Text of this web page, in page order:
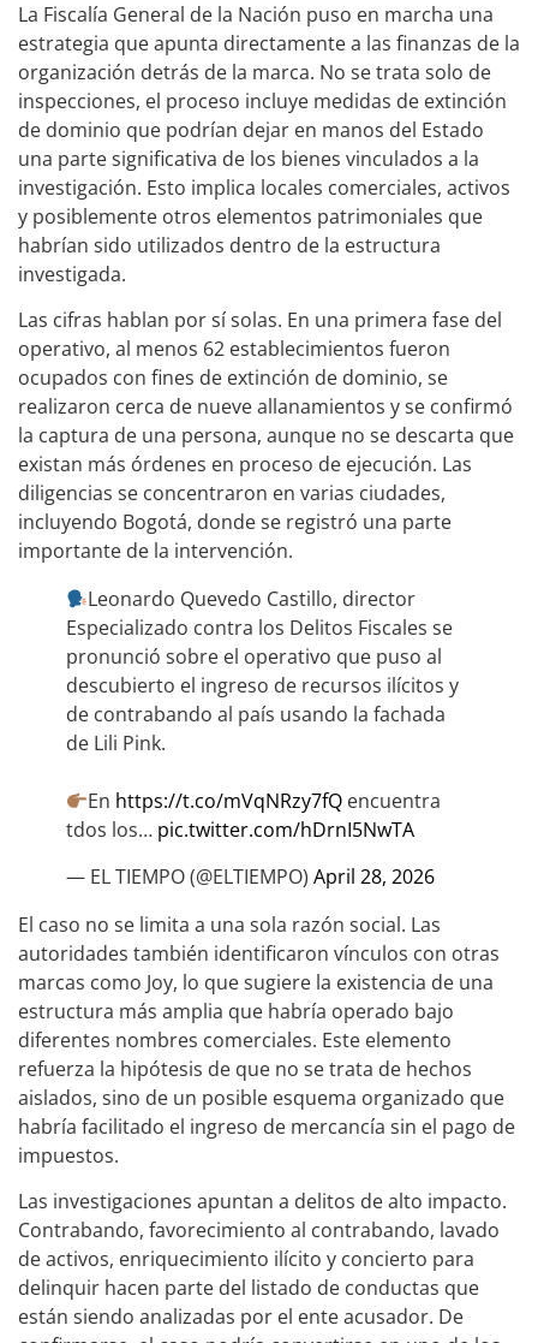
La Fiscalía General de la Nación puso en marcha una
estrategia que apunta directamente a las finanzas de la
organización detrás de la marca. No se trata solo de
inspecciones, el proceso incluye medidas de extinción
de dominio que podrían dejar en manos del Estado
una parte significativa de los bienes vinculados a la
investigación. Esto implica locales comerciales, activos
y posiblemente otros elementos patrimoniales que
habrían sido utilizados dentro de la estructura
investigada.
Las cifras hablan por sí solas. En una primera fase del
operativo, al menos 62 establecimientos fueron
ocupados con fines de extinción de dominio, se
realizaron cerca de nueve allanamientos y se confirmó
la captura de una persona, aunque no se descarta que
existan más órdenes en proceso de ejecución. Las
diligencias se concentraron en varias ciudades,
incluyendo Bogotá, donde se registró una parte
importante de la intervención.
Leonardo Quevedo Castillo, director
Especializado contra los Delitos Fiscales se
pronunció sobre el operativo que puso al
descubierto el ingreso de recursos ilícitos y
de contrabando al país usando la fachada
de Lili Pink.
En https://t.co/mVqNRzy7fQ encuentra
tdos los… pic.twitter.com/hDrnI5NwTA
— EL TIEMPO (@ELTIEMPO) April 28, 2026
El caso no se limita a una sola razón social. Las
autoridades también identificaron vínculos con otras
marcas como Joy, lo que sugiere la existencia de una
estructura más amplia que habría operado bajo
diferentes nombres comerciales. Este elemento
refuerza la hipótesis de que no se trata de hechos
aislados, sino de un posible esquema organizado que
habría facilitado el ingreso de mercancía sin el pago de
impuestos.
Las investigaciones apuntan a delitos de alto impacto.
Contrabando, favorecimiento al contrabando, lavado
de activos, enriquecimiento ilícito y concierto para
delinquir hacen parte del listado de conductas que
están siendo analizadas por el ente acusador. De